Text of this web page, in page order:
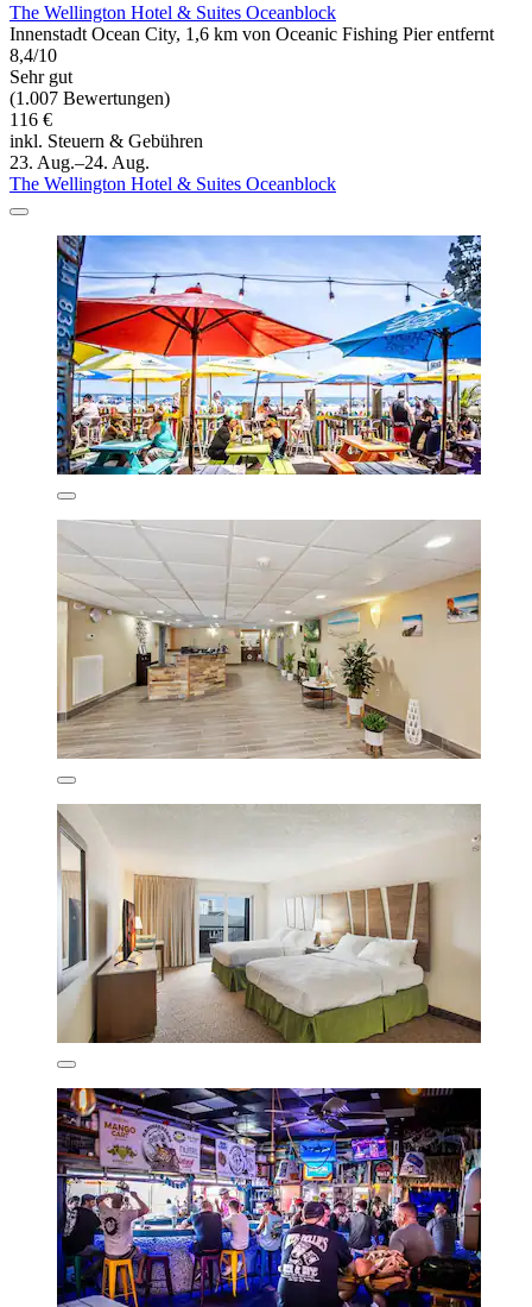
The Wellington Hotel & Suites Oceanblock
Innenstadt Ocean City, 1,6 km von Oceanic Fishing Pier entfernt
8,4/10
Sehr gut
(1.007 Bewertungen)
116 €
inkl. Steuern & Gebühren
23. Aug.–24. Aug.
The Wellington Hotel & Suites Oceanblock